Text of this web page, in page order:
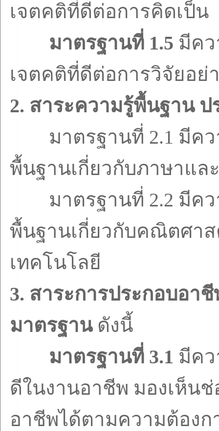
เจตคติที่ดีต่อการคิดเป็น
มาตรฐานที่ 1.5 มีคว
เจตคติที่ดีต่อการวิจัยอย่
2. สาระความรู้พื้นฐาน
มาตรฐานที่ 2.1 มีคว
พื้นฐานเกี่ยวกับภาษาแล
มาตรฐานที่ 2.2 มีคว
พื้นฐานเกี่ยวกับคณิตศา
เทคโนโลยี
3. สาระการประกอบอา
มาตรฐาน ดังนี้
มาตรฐานที่ 3.1 มีคว
ดีในงานอาชีพ มองเห็น
อาชีพได้ตามความต้องก